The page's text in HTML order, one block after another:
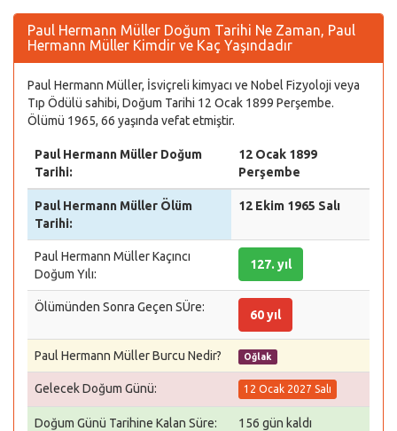
Paul Hermann Müller Doğum Tarihi Ne Zaman, Paul
Hermann Müller Kimdir ve Kaç Yaşındadır
Paul Hermann Müller, İsviçreli kimyacı ve Nobel Fizyoloji veya
Tıp Ödülü sahibi, Doğum Tarihi 12 Ocak 1899 Perşembe.
Ölümü 1965, 66 yaşında vefat etmiştir.
Paul Hermann Müller Doğum
Tarihi:
12 Ocak 1899
Perşembe
Paul Hermann Müller Ölüm
Tarihi:
12 Ekim 1965 Salı
Paul Hermann Müller Kaçıncı
Doğum Yılı:
127. yıl
Ölümünden Sonra Geçen SÜre:
60 yıl
Paul Hermann Müller Burcu Nedir? Oğlak
Gelecek Doğum Günü: 12 Ocak 2027 Salı
Doğum Günü Tarihine Kalan Süre: 156 gün kaldı